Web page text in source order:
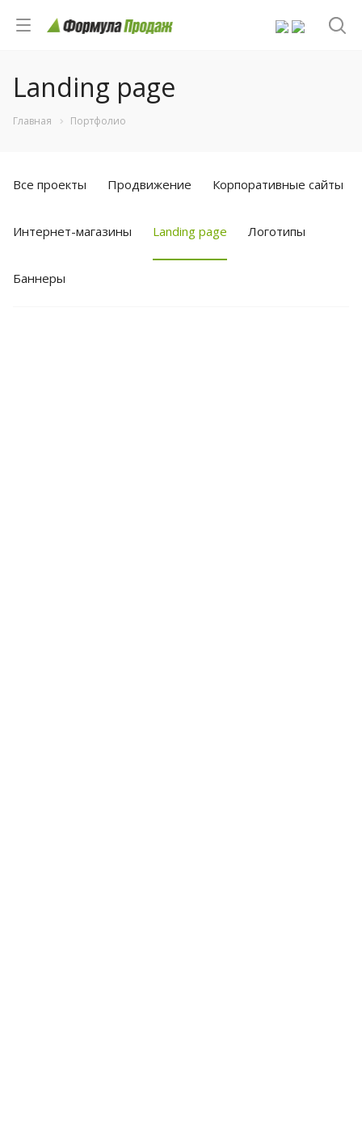
Landing page
Главная Портфолио
Все проекты Продвижение Корпоративные сайты
Интернет-магазины Landing page Логотипы
Баннеры